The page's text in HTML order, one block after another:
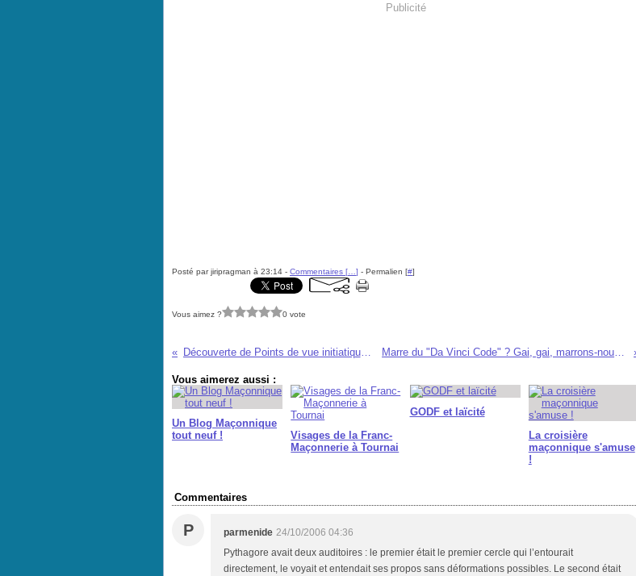
Publicité
Posté par jiripragman à 23:14 - Commentaires [ ] - Permalien [#]
Vous aimez ? 0 vote
Découverte de Points de vue initiatiques Marre du "Da Vinci Code" ? Gai, gai, marrons-nous ?
Vous aimerez aussi :
Un Blog Maçonnique
tout neuf !
Visages de la Franc-
Maçonnerie à Tournai
GODF et laïcité
La croisière
maçonnique s'amuse
!
Commentaires
P parmenide 24/10/2006 04:36
Pythagore avait deux auditoires : le premier était le premier cercle qui l’entourait
directement, le voyait et entendait ses propos sans déformations possibles. Le second était